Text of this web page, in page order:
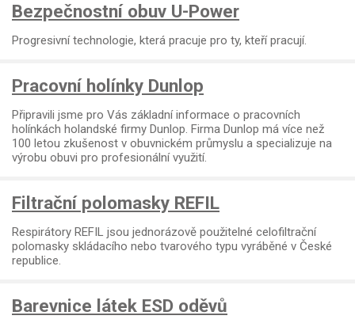
Bezpečnostní obuv U-Power
Progresivní technologie, která pracuje pro ty, kteří pracují.
Pracovní holínky Dunlop
Připravili jsme pro Vás základní informace o pracovních
holínkách holandské firmy Dunlop. Firma Dunlop má více než
100 letou zkušenost v obuvnickém průmyslu a specializuje na
výrobu obuvi pro profesionální využití.
Filtrační polomasky REFIL
Respirátory REFIL jsou jednorázově použitelné celofiltrační
polomasky skládacího nebo tvarového typu vyráběné v České
republice.
Barevnice látek ESD oděvů